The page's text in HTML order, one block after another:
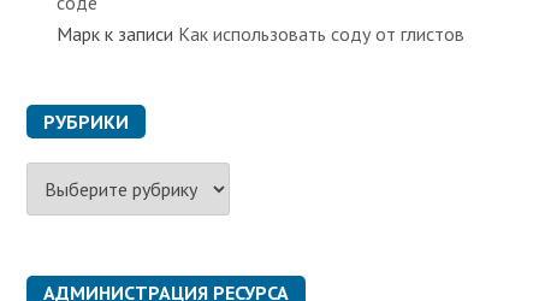
Марк к записи Как использовать соду от глистов
РУБРИКИ
Р
б
к АДМИНИСТРАЦИЯ РЕСУРСА